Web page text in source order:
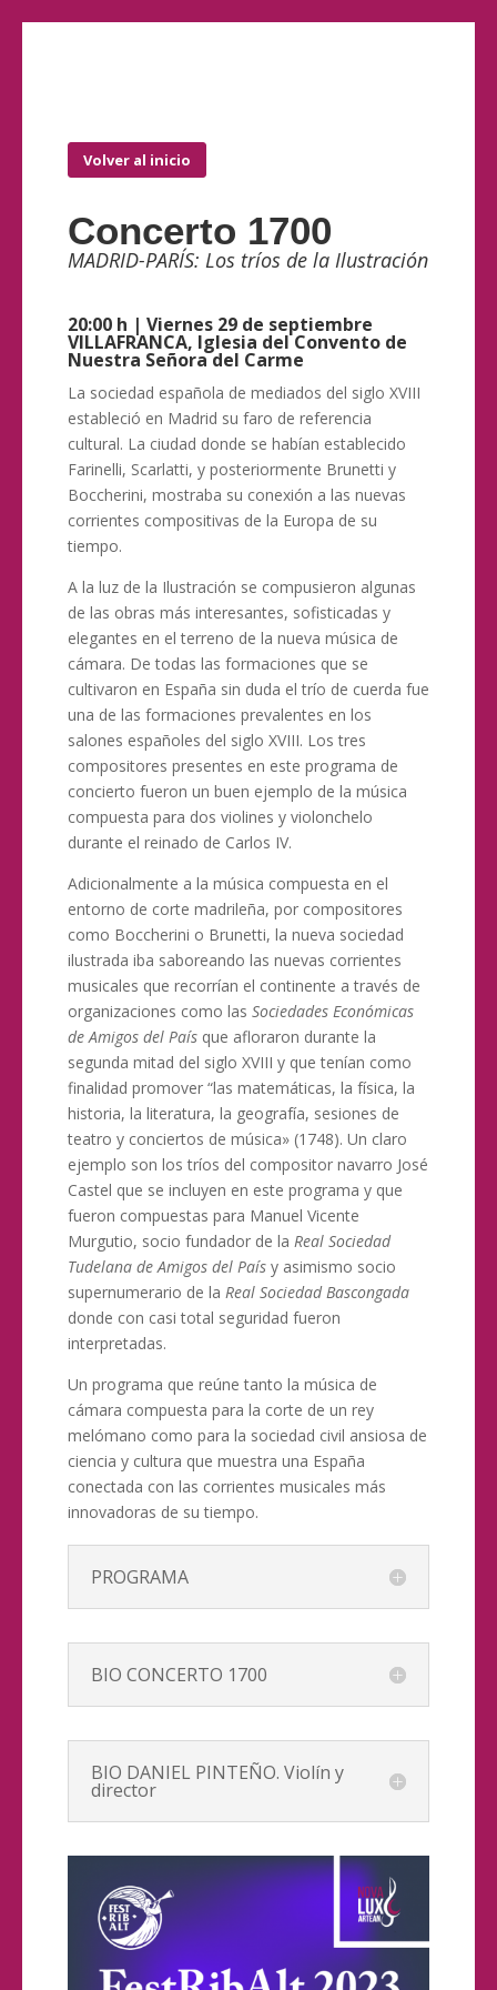
Volver al inicio
Concerto 1700
MADRID-PARÍS: Los tríos de la Ilustración
20:00 h | Viernes 29 de septiembre
VILLAFRANCA, Iglesia del Convento de
Nuestra Señora del Carme
La sociedad española de mediados del siglo XVIII
estableció en Madrid su faro de referencia
cultural. La ciudad donde se habían establecido
Farinelli, Scarlatti, y posteriormente Brunetti y
Boccherini, mostraba su conexión a las nuevas
corrientes compositivas de la Europa de su
tiempo.
A la luz de la Ilustración se compusieron algunas
de las obras más interesantes, sofisticadas y
elegantes en el terreno de la nueva música de
cámara. De todas las formaciones que se
cultivaron en España sin duda el trío de cuerda fue
una de las formaciones prevalentes en los
salones españoles del siglo XVIII. Los tres
compositores presentes en este programa de
concierto fueron un buen ejemplo de la música
compuesta para dos violines y violonchelo
durante el reinado de Carlos IV.
Adicionalmente a la música compuesta en el
entorno de corte madrileña, por compositores
como Boccherini o Brunetti, la nueva sociedad
ilustrada iba saboreando las nuevas corrientes
musicales que recorrían el continente a través de
organizaciones como las Sociedades Económicas
de Amigos del Paísque afloraron durante la
segunda mitad del siglo XVIII y que tenían como
finalidad promover “las matemáticas, la física, la
historia, la literatura, la geografía, sesiones de
teatro y conciertos de música» (1748). Un claro
ejemplo son los tríos del compositor navarro José
Castel que se incluyen en este programa y que
fueron compuestas para Manuel Vicente
Murgutio, socio fundador de la Real Sociedad
Tudelana de Amigos del Paísy asimismo socio
supernumerario de la Real Sociedad Bascongada
donde con casi total seguridad fueron
interpretadas.
Un programa que reúne tanto la música de
cámara compuesta para la corte de un rey
melómano como para la sociedad civil ansiosa de
ciencia y cultura que muestra una España
conectada con las corrientes musicales más
innovadoras de su tiempo.
PROGRAMA
BIO CONCERTO 1700
BIO DANIEL PINTEÑO. Violín y
director